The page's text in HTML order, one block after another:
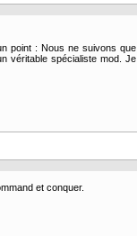
point : Nous ne suivons que
véritable spécialiste mod. Je
et conquer.